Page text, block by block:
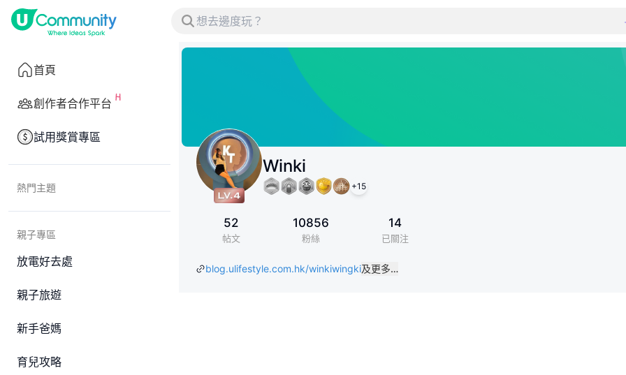
首頁
創作者合作平台
試用獎賞專區
熱門主題
親子專區
放電好去處
親子旅遊
新手爸媽
育兒攻略
Winki
+15
52
帖文
10856
粉絲
14
已關注
blog.ulifestyle.com.hk/winkiwingki及更多…